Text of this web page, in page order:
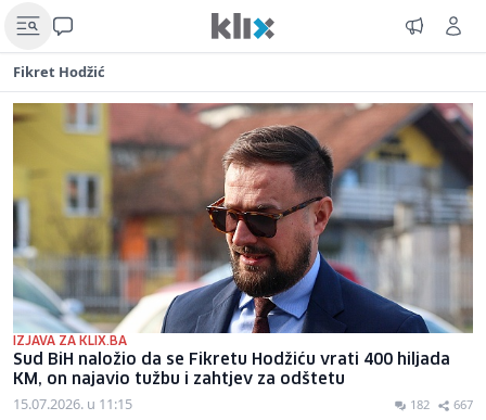
Fikret Hodžić
IZJAVA ZA KLIX.BA
Sud BiH naložio da se Fikretu Hodžiću vrati 400 hiljada
KM, on najavio tužbu i zahtjev za odštetu
15.07.2026. u 11:15 182 667